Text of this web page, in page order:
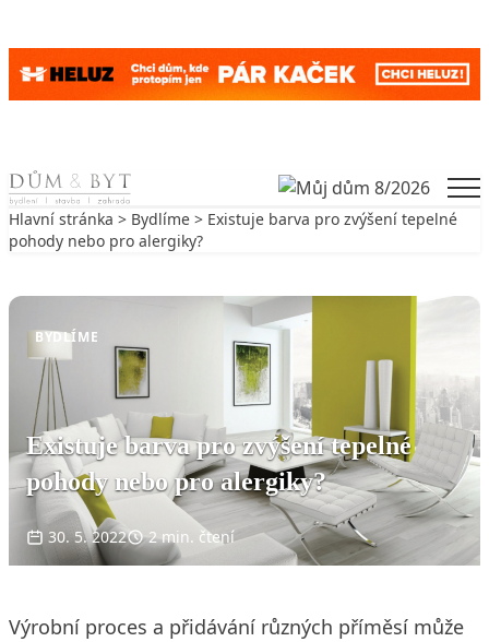
Skip to content
Hlavní stránka > Bydlíme > Existuje barva pro zvýšení tepelné
pohody nebo pro alergiky?
BYDLÍME
Existuje barva pro zvýšení tepelné
pohody nebo pro alergiky?
30. 5. 2022 2 min. čtení
Výrobní proces a přidávání různých příměsí může